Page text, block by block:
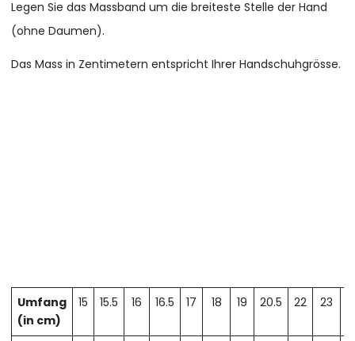
Legen Sie das Massband um die breiteste Stelle der Hand
(ohne Daumen).
Das Mass in Zentimetern entspricht Ihrer Handschuhgrösse.
Umfang
(in cm)
15 15.5 16 16.5 17 18 19 20.5 22 23